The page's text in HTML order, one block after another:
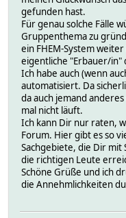
gefunden hast.
Für genau solche Fälle
Gruppenthema zu
ein FHEM-System
eigentliche "Erbauer/
Ich habe auch (wenn
automatisiert. Da
da auch jemand
mal nicht läuft.
Ich kann Dir nur raten,
Forum. Hier gibt es so
Sachgebiete, die Dir
die richtigen Leute
Schöne Grüße und ich
die Annehmlichkeiten